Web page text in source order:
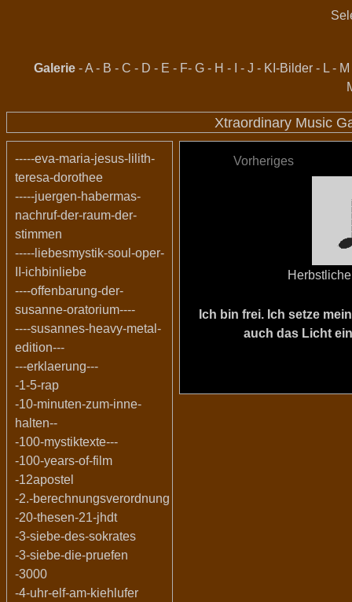
Galerie -A - B - C - D - E - F- G - H - - J - KI-Bilder - L - M
Xtraordinary Music
-----eva-maria-jesus-lilith-
teresa-dorothee
-----juergen-habermas-
nachruf-der-raum-der-
stimmen
-----liebesmystik-soul-oper-
II-ichbinliebe
----offenbarung-der-
susanne-oratorium----
----susannes-heavy-metal-
edition---
---erklaerung---
-1-5-rap
-10-minuten-zum-inne-
halten--
-100-mystiktexte---
-100-years-of-film
-12apostel
-2.-berechnungsverordnung
-20-thesen-21-jhdt
-3-siebe-des-sokrates
-3-siebe-die-pruefen
-3000
-4-uhr-elf-am-kiehlufer
Vorheriges
Ich bin frei. Ich setze
auch das Licht